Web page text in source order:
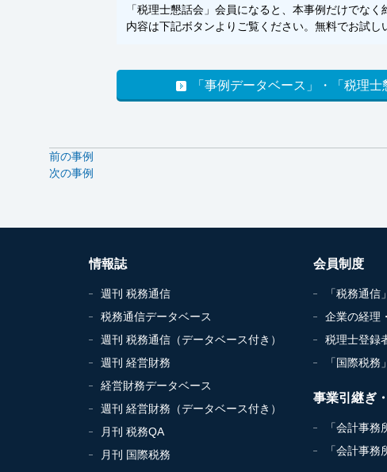
「税理士懇話会」会員になると、本事例だけでな
内容は下記ボタンよりご覧ください。無料でお試し
「事例データベース」・「税理
前の事例
次の事例
情報誌
週刊 税務通信
税務通信データベース
週刊 税務通信（データベース付き）
週刊 経営財務
経営財務データベース
週刊 経営財務（データベース付き）
月刊 税務QA
月刊 国際税務
会員制度
「税務通
企業の経理
税理士登録
「国際税
事業引継ぎ
「会計事
「会計事